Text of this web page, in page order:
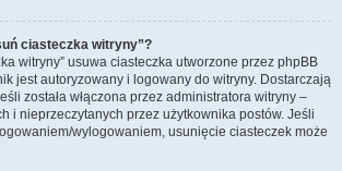
ciasteczka witryny”?
witryny” usuwa ciasteczka utworzone przez phpBB
jest autoryzowany i logowany do witryny. Dostarczają
została włączona przez administratora witryny –
i nieprzeczytanych przez użytkownika postów. Jeśli
wylogowaniem, usunięcie ciasteczek może